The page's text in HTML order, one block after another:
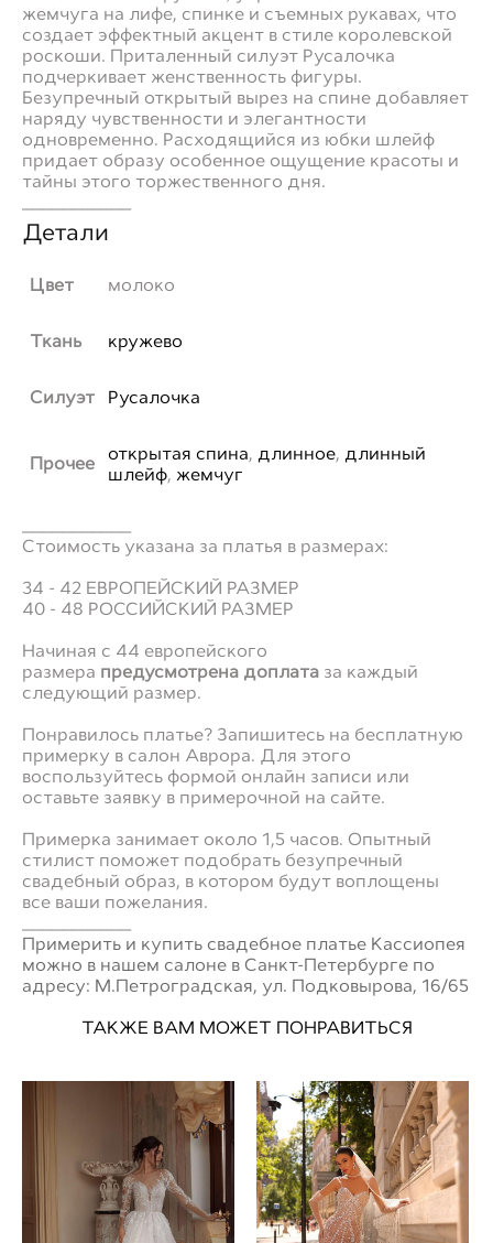
жемчуга на лифе, спинке и съемных рукавах, что
создает эффектный акцент в стиле королевской
роскоши. Приталенный силуэт Русалочка
подчеркивает женственность фигуры.
Безупречный открытый вырез на спине добавляет
наряду чувственности и элегантности
одновременно. Расходящийся из юбки шлейф
придает образу особенное ощущение красоты и
тайны этого торжественного дня.
Детали
Цвет молоко
Ткань кружево
Силуэт Русалочка
Прочее открытая спина, длинное, длинный
шлейф, жемчуг
Стоимость указана за платья в размерах:
34 - 42 ЕВРОПЕЙСКИЙ РАЗМЕР
40 - 48 РОССИЙСКИЙ РАЗМЕР
Начиная с 44 европейского
размера предусмотрена доплата за каждый
следующий размер.
Понравилось платье? Запишитесь на бесплатную
примерку в салон Аврора. Для этого
воспользуйтесь формой онлайн записи или
оставьте заявку в примерочной на сайте.
Примерка занимает около 1,5 часов. Опытный
стилист поможет подобрать безупречный
свадебный образ, в котором будут воплощены
все ваши пожелания.
Примерить и купить свадебное платье Кассиопея
можно в нашем салоне в Санкт-Петербурге по
адресу: М.Петроградская, ул. Подковырова, 16/65
ТАКЖЕ ВАМ МОЖЕТ ПОНРАВИТЬСЯ